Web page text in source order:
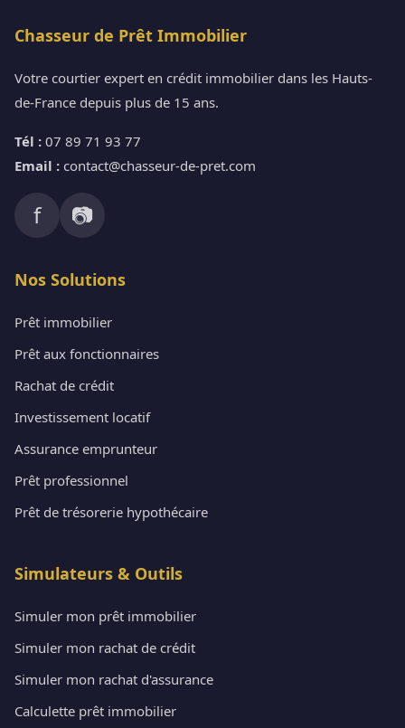
Chasseur de Prêt Immobilier
Votre courtier expert en crédit immobilier dans les Hauts-
de-France depuis plus de 15 ans.
Tél : 07 89 71 93 77
Email : contact@chasseur-de-pret.com
f 📷
Nos Solutions
Prêt immobilier
Prêt aux fonctionnaires
Rachat de crédit
Investissement locatif
Assurance emprunteur
Prêt professionnel
Prêt de trésorerie hypothécaire
Simulateurs & Outils
Simuler mon prêt immobilier
Simuler mon rachat de crédit
Simuler mon rachat d'assurance
Calculette prêt immobilier